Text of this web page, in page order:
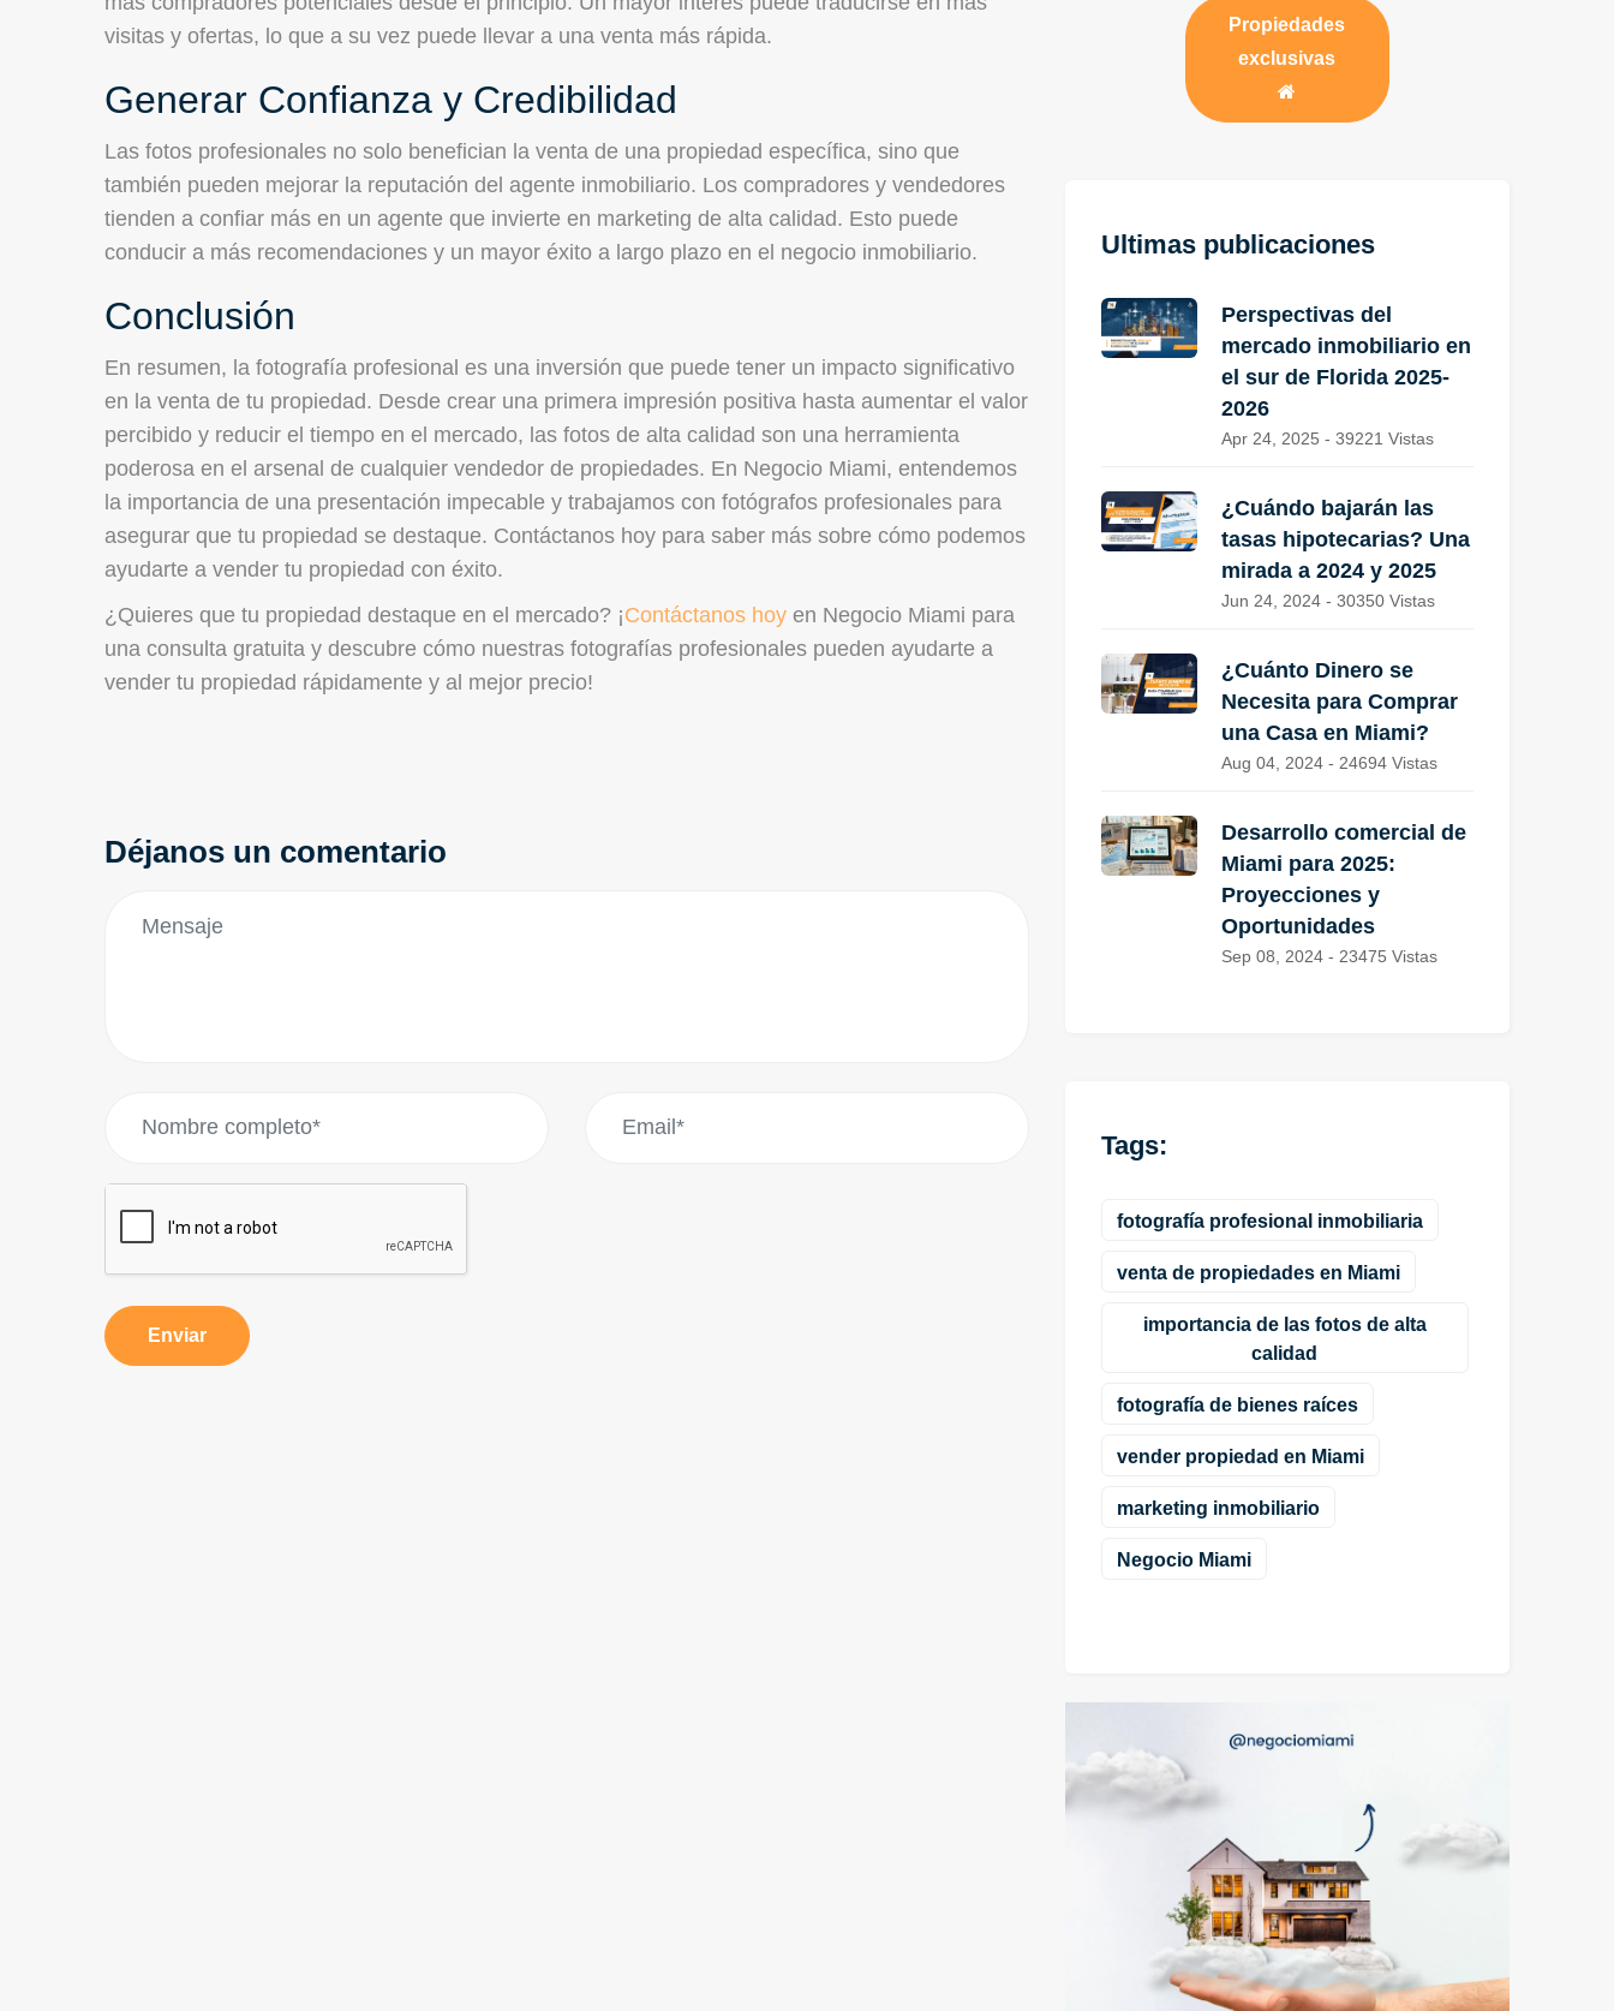
visitas y ofertas, lo que a su vez puede llevar a una venta más rápida.
Generar Confianza y Credibilidad
Las fotos profesionales no solo benefician la venta de una propiedad específica, sino que
también pueden mejorar la reputación del agente inmobiliario. Los compradores y vendedores
tienden a confiar más en un agente que invierte en marketing de alta calidad. Esto puede
conducir a más recomendaciones y un mayor éxito a largo plazo en el negocio inmobiliario.
Conclusión
En resumen, la fotografía profesional es una inversión que puede tener un impacto significativo
en la venta de tu propiedad. Desde crear una primera impresión positiva hasta aumentar el valor
percibido y reducir el tiempo en el mercado, las fotos de alta calidad son una herramienta
poderosa en el arsenal de cualquier vendedor de propiedades. En Negocio Miami, entendemos
la importancia de una presentación impecable y trabajamos con fotógrafos profesionales para
asegurar que tu propiedad se destaque. Contáctanos hoy para saber más sobre cómo podemos
ayudarte a vender tu propiedad con éxito.
¿Quieres que tu propiedad destaque en el mercado? ¡Contáctanos hoy en Negocio Miami para
una consulta gratuita y descubre cómo nuestras fotografías profesionales pueden ayudarte a
vender tu propiedad rápidamente y al mejor precio!
Déjanos un comentario
Enviar
Propiedades
exclusivas
Ultimas publicaciones
Perspectivas del
mercado inmobiliario en
el sur de Florida 2025-
2026
Apr 24, 2025 - 39221 Vistas
¿Cuándo bajarán las
tasas hipotecarias? Una
mirada a 2024 y 2025
Jun 24, 2024 - 30350 Vistas
¿Cuánto Dinero se
Necesita para Comprar
una Casa en Miami?
Aug 04, 2024 - 24694 Vistas
Desarrollo comercial de
Miami para 2025:
Proyecciones y
Oportunidades
Sep 08, 2024 - 23475 Vistas
Tags:
fotografía profesional inmobiliaria
venta de propiedades en Miami
importancia de las fotos de alta
calidad
fotografía de bienes raíces
vender propiedad en Miami
marketing inmobiliario
Negocio Miami